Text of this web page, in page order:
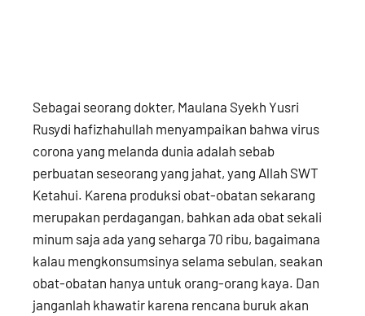
Sebagai seorang dokter, Maulana Syekh Yusri
Rusydi hafizhahullah menyampaikan bahwa virus
corona yang melanda dunia adalah sebab
perbuatan seseorang yang jahat, yang Allah SWT
Ketahui. Karena produksi obat-obatan sekarang
merupakan perdagangan, bahkan ada obat sekali
minum saja ada yang seharga 70 ribu, bagaimana
kalau mengkonsumsinya selama sebulan, seakan
obat-obatan hanya untuk orang-orang kaya. Dan
janganlah khawatir karena rencana buruk akan